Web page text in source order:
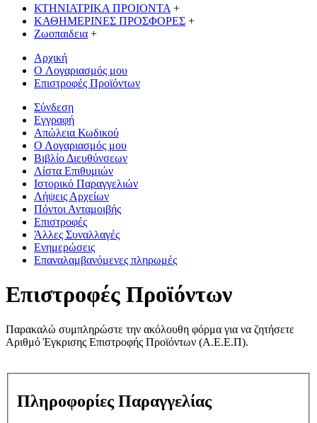
ΚΤΗΝΙΑΤΡΙΚΑ ΠΡΟΙΟΝΤΑ +
ΚΑΘΗΜΕΡΙΝΕΣ ΠΡΟΣΦΟΡΕΣ +
Ζωοπαιδεια +
Αρχική
O Λογαριασμός μου
Επιστροφές Προϊόντων
Σύνδεση
Εγγραφή
Απώλεια Κωδικού
Ο Λογαριασμός μου
Βιβλίο Διευθύνσεων
Λίστα Επιθυμιών
Ιστορικό Παραγγελιών
Λήψεις Αρχείων
Πόντοι Ανταμοιβής
Επιστροφές
Άλλες Συναλλαγές
Ενημερώσεις
Επαναλαμβανόμενες πληρωμές
Επιστροφές Προϊόντων
Παρακαλώ συμπληρώστε την ακόλουθη φόρμα για να ζητήσετε
Αριθμό Έγκρισης Επιστροφής Προϊόντων (Α.Ε.Ε.Π).
Πληροφορίες Παραγγελίας